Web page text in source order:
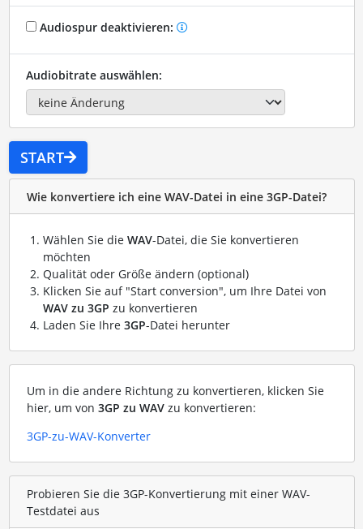
Audiospur deaktivieren:
Audiobitrate auswählen:
START
Wie konvertiere ich eine WAV-Datei in eine 3GP-Datei?
Wählen Sie die WAV-Datei, die Sie konvertieren
möchten
Qualität oder Größe ändern (optional)
Klicken Sie auf "Start conversion", um Ihre Datei von
WAV zu 3GP zu konvertieren
Laden Sie Ihre 3GP-Datei herunter
Um in die andere Richtung zu konvertieren, klicken Sie
hier, um von 3GP zu WAVzu konvertieren:
3GP-zu-WAV-Konverter
Probieren Sie die 3GP-Konvertierung mit einer WAV-
Testdatei aus